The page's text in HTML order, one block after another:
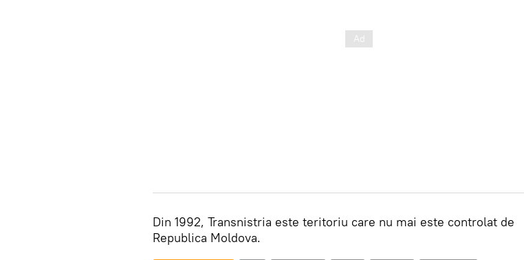
Din 1992, Transnistria este teritoriu care nu mai este controlat de
Republica Moldova.